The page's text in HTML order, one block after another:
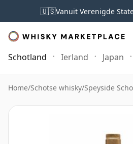
🇺🇸Vanuit Verenigde
Schotland Ierland Japan
Home/Schotse whisky/Speyside